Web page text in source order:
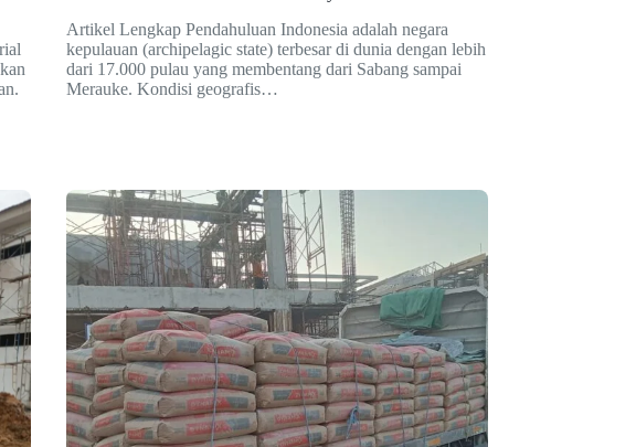
Artikel Lengkap Pendahuluan Indonesia adalah negara
kepulauan (archipelagic state) terbesar di dunia dengan lebih
dari 17.000 pulau yang membentang dari Sabang sampai
Merauke. Kondisi geografis…